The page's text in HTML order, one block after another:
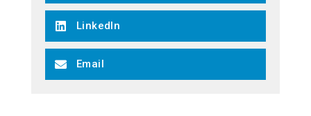
LinkedIn
Email